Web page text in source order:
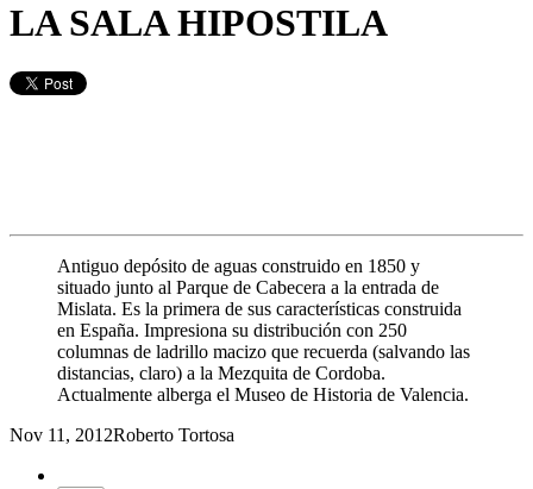
LA SALA HIPOSTILA
Antiguo depósito de aguas construido en 1850 y
situado junto al Parque de Cabecera a la entrada de
Mislata. Es la primera de sus características construida
en España. Impresiona su distribución con 250
columnas de ladrillo macizo que recuerda (salvando las
distancias, claro) a la Mezquita de Cordoba.
Actualmente alberga el Museo de Historia de Valencia.
Nov 11, 2012Roberto Tortosa